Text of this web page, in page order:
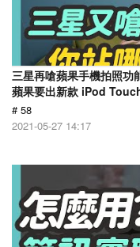
三星再嗆蘋果手機拍照功
蘋果要出新款 iPod
# 58
2021-05-27 14:17